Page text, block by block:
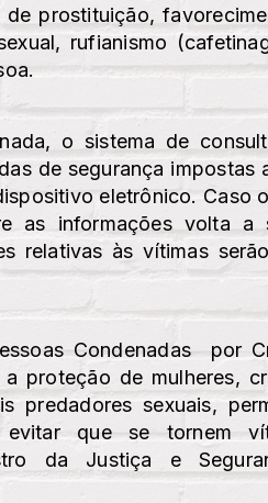
de prostituição,
rufianismo
o sistema de
de segurança impostas
eletrônico. Caso
as informações volta a
relativas às vítimas
Condenadas por
proteção de mulheres,
predadores sexuais,
evitar que se tornem
da Justiça e